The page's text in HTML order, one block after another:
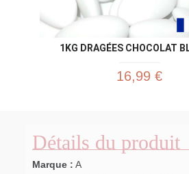
1KG DRAGÉES CHOCOLAT
16,99 €
Détails du produit
Marque : A